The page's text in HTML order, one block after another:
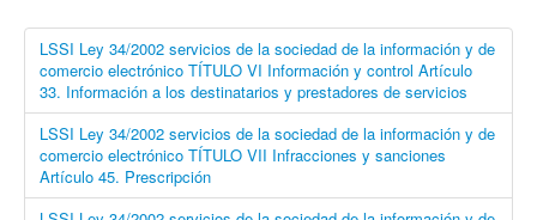
LSSI Ley 34/2002 servicios de la sociedad de la información y de
comercio electrónico TÍTULO VI Información y control Artículo
33. Información a los destinatarios y prestadores de servicios
LSSI Ley 34/2002 servicios de la sociedad de la información y de
comercio electrónico TÍTULO VII Infracciones y sanciones
Artículo 45. Prescripción